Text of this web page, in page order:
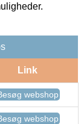
Link
webshop
webshop